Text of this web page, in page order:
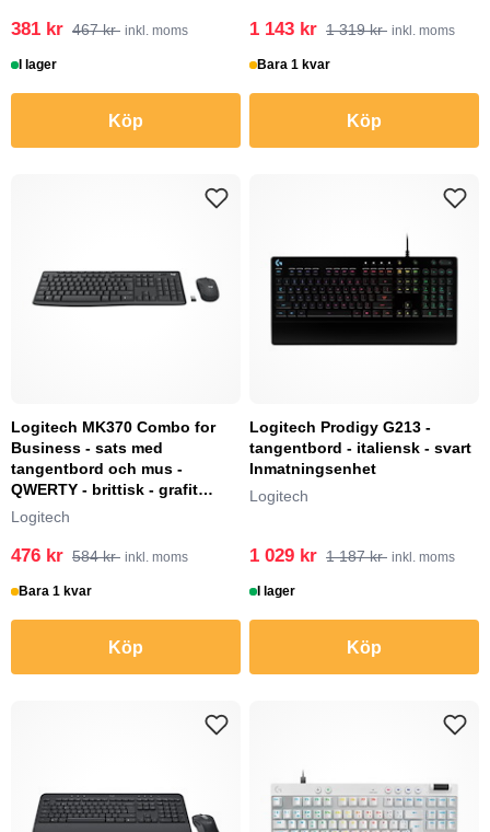
381 kr 467 kr inkl. moms
I lager
Köp
1 143 kr 1 319 kr inkl. moms
Bara 1 kvar
Köp
Logitech MK370 Combo for
Business - sats med
tangentbord och mus -
QWERTY - brittisk - grafit
Inmatningsenhet
Logitech
476 kr 584 kr inkl. moms
Bara 1 kvar
Köp
Logitech Prodigy G213 -
tangentbord - italiensk - svart
Inmatningsenhet
Logitech
1 029 kr 1 187 kr inkl. moms
I lager
Köp